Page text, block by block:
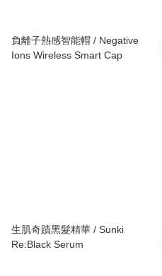
負離子熱感智能帽 / Negative
Ions Wireless Smart Cap
生肌奇蹟黑髮精華 / Sunki
Re:Black Serum